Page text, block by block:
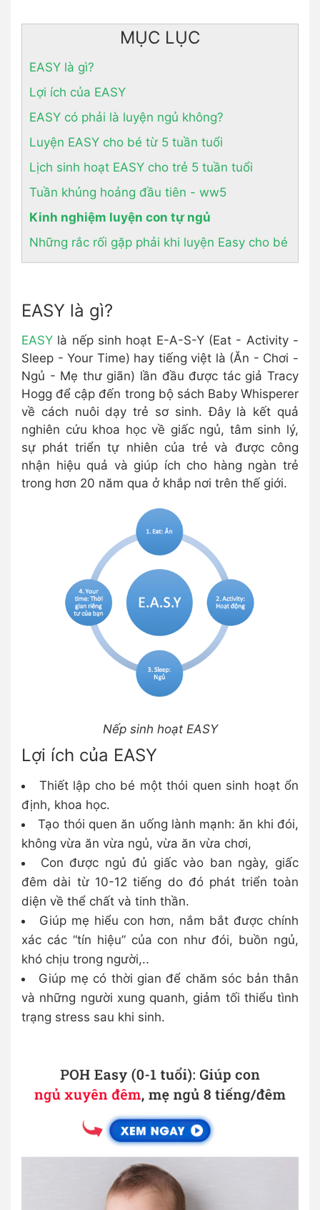
MỤC LỤC
EASY là gì?
Lợi ích của EASY
EASY có phải là luyện ngủ không?
Luyện EASY cho bé từ 5 tuần tuổi
Lịch sinh hoạt EASY cho trẻ 5 tuần tuổi
Tuần khủng hoảng đầu tiên - ww5
Kinh nghiệm luyện con tự ngủ
Những rắc rối gặp phải khi luyện Easy cho bé
EASY là gì?
EASY là nếp sinh hoạt E-A-S-Y (Eat - Activity -
Sleep - Your Time) hay tiếng việt là (Ăn - Chơi -
Ngủ - Mẹ thư giãn) lần đầu được tác giả Tracy
Hogg để cập đến trong bộ sách Baby Whisperer
về cách nuôi dạy trẻ sơ sinh. Đây là kết quả
nghiên cứu khoa học về giấc ngủ, tâm sinh lý,
sự phát triển tự nhiên của trẻ và được công
nhận hiệu quả và giúp ích cho hàng ngàn trẻ
trong hơn 20 năm qua ở khắp nơi trên thế giới.
Nếp sinh hoạt EASY
Lợi ích của EASY
Thiết lập cho bé một thói quen sinh hoạt ổn
định, khoa học.
Tạo thói quen ăn uống lành mạnh: ăn khi đói,
không vừa ăn vừa ngủ, vừa ăn vừa chơi,
Con được ngủ đủ giấc vào ban ngày, giấc
đêm dài từ 10-12 tiếng do đó phát triển toàn
diện về thể chất và tinh thần.
Giúp mẹ hiểu con hơn, nắm bắt được chính
xác các “tín hiệu” của con như đói, buồn ngủ,
khó chịu trong người,..
Giúp mẹ có thời gian để chăm sóc bản thân
và những người xung quanh, giảm tối thiểu tình
trạng stress sau khi sinh.